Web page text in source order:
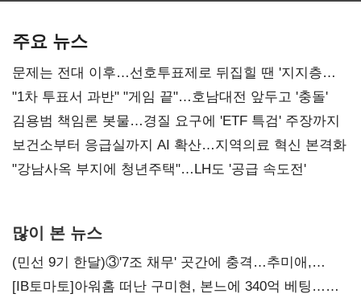
주요 뉴스
문제는 전대 이후…선호투표제로 뒤집힐 땐 '지지층
불복'
"1차 투표서 과반" "게임 끝"…호남대전 앞두고 '충돌'
김용범 책임론 봇물…경질 요구에 'ETF 특검' 주장까지
보건소부터 응급실까지 AI 확산…지역의료 혁신 본격화
"강남사옥 부지에 청년주택"…LH도 '공급 속도전'
많이 본 뉴스
(민선 9기 한달)③'7조 채무' 곳간에 충격…추미애,
20년만에 '비상재정' 선언 승부수
[IB토마토]아워홈 떠난 구미현, 본느에 340억 베팅…